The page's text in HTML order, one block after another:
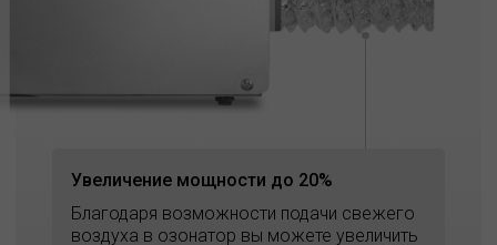
Увеличение мощности до 20%
Благодаря возможности подачи свежего
воздуха в озонатор вы можете увеличить